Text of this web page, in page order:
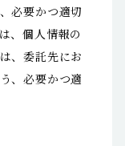
必要かつ適切
、個人情報の
、委託先にお
、必要かつ適